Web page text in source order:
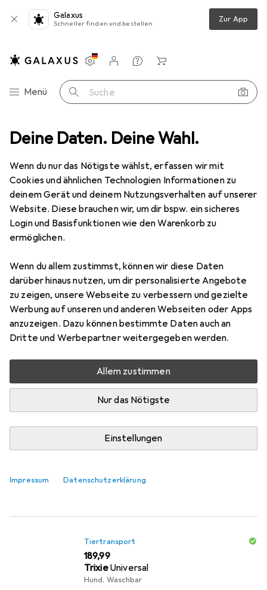
Deine Daten. Deine Wahl.
Wenn du nur das Nötigste wählst, erfassen wir mit
Cookies und ähnlichen Technologien Informationen zu
deinem Gerät und deinem Nutzungsverhalten auf unserer
Website. Diese brauchen wir, um dir bspw. ein sicheres
Login und Basisfunktionen wie den Warenkorb zu
ermöglichen.
Wenn du allem zustimmst, können wir diese Daten
darüber hinaus nutzen, um dir personalisierte Angebote
zu zeigen, unsere Webseite zu verbessern und gezielte
Werbung auf unseren und anderen Webseiten oder Apps
anzuzeigen. Dazu können bestimmte Daten auch an
Dritte und Werbepartner weitergegeben werden.
Allem zustimmen
Nur das Nötigste
Einstellungen
Impressum Datenschutzerklärung
Galaxus
Schneller finden und bestellen Zur App
Navigation nach Kategorien
Menü Suche
Einstellungen
Kundenkonto
Vergleichslisten
Merklisten
Warenkorb
Bestseller Tiertransporte von
Diese Seite bleibt immer aktuell und wird automatisch
aktualisiert. i
Dieses Universal-Autogitter von TRIXIE wurde
entwickelt, um Ihren Hund sicher zu halten. Es ist
einstellbar und daher für fast alle Fahrzeugtypen
geeignet. Das Gitter
mehr
Das meinen unsere Kunden i
ProGrössentechnisch gut für mein Auto
gut verarbeitet
Leicht zu montieren
Contra
Verschluss klemmt etwas
Tiertransport
EUR
189,99
TrixieUniversal
Hund, Waschbar